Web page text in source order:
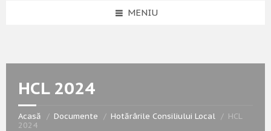
MENIU
HCL 2024
Acasă Documente Hotărârile Consiliului Local
HCL
2024